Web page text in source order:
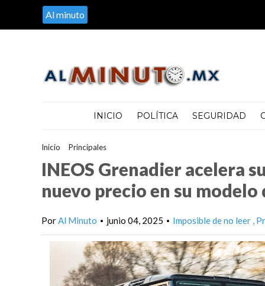
Al minuto
INICIO POLÍTICA SEGURIDAD
Inicio Principales>
INEOS Grenadier acelera
nuevo precio en su modelo
PorAl Minuto • junio 04, 2025 • Imposible de no leer